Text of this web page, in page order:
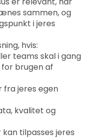
sammen, og
i jeres
hvis:
teams skal i gang
brugen af
jeres egen
kvalitet og
tilpasses jeres